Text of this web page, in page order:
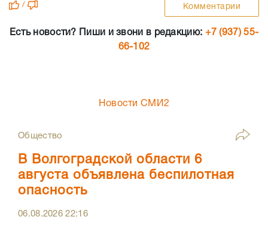
/ Комментарии
Есть новости? Пиши и звони в редакцию: +7 (937) 55-
66-102
Новости СМИ2
Общество
В Волгоградской области 6
августа объявлена беспилотная
опасность
06.08.202622:16